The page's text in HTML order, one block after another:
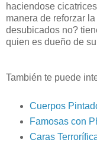
haciendose
manera de reforzar
desubicados no?
quien es dueño de
También te puede
Cuerpos
Famosas con
Caras